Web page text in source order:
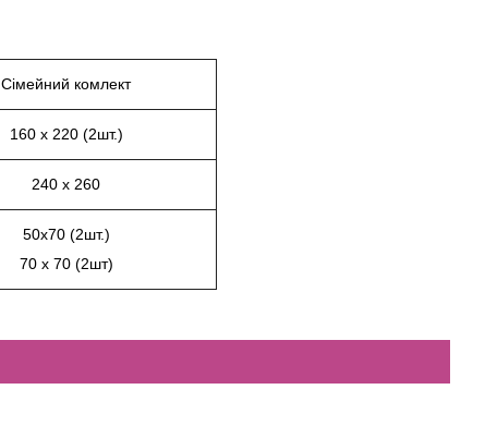
Сімейний комлект
160 х 220 (2шт.)
240 х 260
50х70 (2шт.)
70 х 70 (2шт)